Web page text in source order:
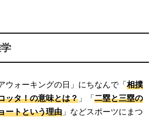
ウォーキングの日」にちなんで「相撲
ッタ！の意味とは？ 」「二塁と三塁の
ートという理由 」などスポーツにまつ